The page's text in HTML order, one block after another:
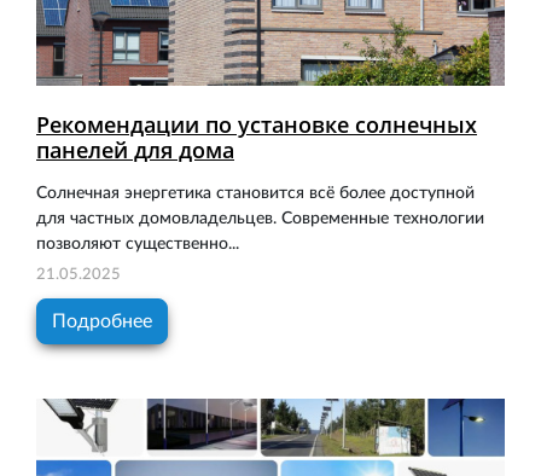
Рекомендации по установке солнечных
панелей для дома
Солнечная энергетика становится всё более доступной
для частных домовладельцев. Современные технологии
позволяют существенно...
21.05.2025
Подробнее